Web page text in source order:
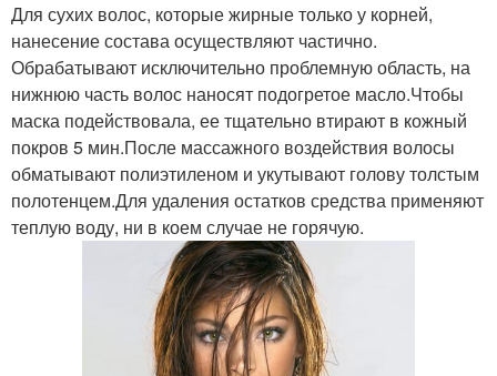
Для сухих волос, которые жирные только у корней,
нанесение состава осуществляют частично.
Обрабатывают исключительно проблемную область, на
нижнюю часть волос наносят подогретое масло.Чтобы
маска подействовала, ее тщательно втирают в кожный
покров 5 мин.После массажного воздействия волосы
обматывают полиэтиленом и укутывают голову толстым
полотенцем.Для удаления остатков средства применяют
теплую воду, ни в коем случае не горячую.